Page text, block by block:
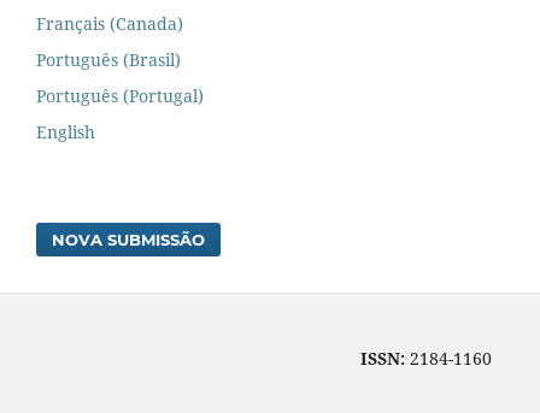
Français (Canada)
Português (Brasil)
Português (Portugal)
English
NOVA SUBMISSÃO
ISSN: 2184-1160